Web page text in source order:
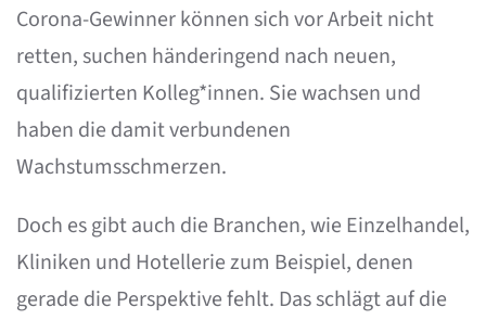
Corona-Gewinner können sich vor Arbeit nicht
retten, suchen händeringend nach neuen,
qualifizierten Kolleg*innen. Sie wachsen und
haben die damit verbundenen
Wachstumsschmerzen.
Doch es gibt auch die Branchen, wie Einzelhandel,
Kliniken und Hotellerie zum Beispiel, denen
gerade die Perspektive fehlt. Das schlägt auf die